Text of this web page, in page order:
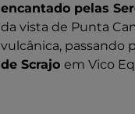
encantado pelas
da vista de Punta
vulcânica, passando
de Scrajo em Vico